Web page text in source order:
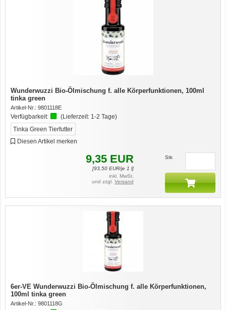
Wunderwuzzi Bio-Ölmischung f. alle Körperfunktionen, 100ml
tinka green
Artikel-Nr.: 9801118E
Verfügbarkeit: (Lieferzeit: 1-2 Tage)
Tinka Green Tierfutter
Diesen Artikel merken
9,35 EUR
[93,50EUR/je 1 l]
inkl. MwSt.
und zzgl. Versand
Stk
6er-VE Wunderwuzzi Bio-Ölmischung f. alle Körperfunktionen,
100ml tinka green
Artikel-Nr.: 9801118G